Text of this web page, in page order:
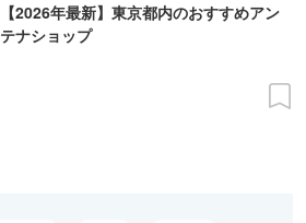
【2026年最新】東京都内のおすすめアン
テナショップ